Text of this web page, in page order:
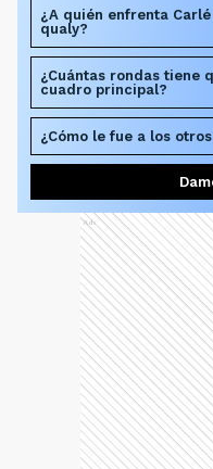
¿A quién enfrenta
qualy?
¿Cuántas rondas tiene
cuadro principal?
¿Cómo le fue a los
Ads